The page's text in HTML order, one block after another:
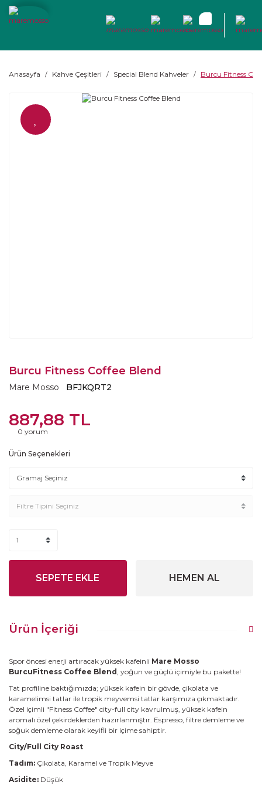
Anasayfa Kahve Çeşitleri Special Blend Kahveler Burcu Fitness
Burcu Fitness Coffee Blend
Mare Mosso BFJKQRT2
887,88 TL
0 yorum
Ürün Seçenekleri
SEPETE EKLE HEMEN AL
Ürün İçeriği
Spor öncesi enerji artıracak yüksek kafeinli Mare Mosso
BurcuFitness Coffee Blend , yoğun ve güçlü içimiyle bu pakette!
Tat profiline baktığımızda; yüksek kafein bir gövde, çikolata ve
karamelimsi tatlar ile tropik meyvemsi tatlar karşımıza çıkmaktadır.
Özel içimli "Fitness Coffee" city-full city kavrulmuş, yüksek kafein
aromalı özel çekirdeklerden hazırlanmıştır. Espresso, filtre demleme ve
soğuk demleme olarak keyifli bir içime sahiptir.
City/Full City Roast
Tadım: Çikolata, Karamel ve Tropik Meyve
Asidite: Düşük